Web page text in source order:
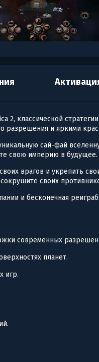
2, классической
разрешения и яркими
сай-фай
свою империю в будущее.
врагов и укрепить
своих
и бесконечная
современных
планет.
игр.